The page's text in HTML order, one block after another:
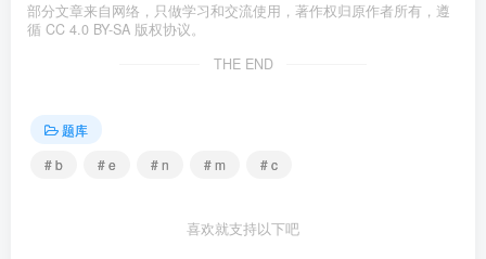
部分文章来自网络，只做学习和交流使用，著作权归原作者所有，遵
循 CC 4.0 BY-SA 版权协议。
THE END
题库
# b
# e # n # m # c
喜欢就支持以下吧